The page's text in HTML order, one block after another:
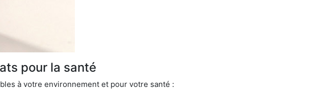
pour la santé
à votre environnement et pour votre santé :